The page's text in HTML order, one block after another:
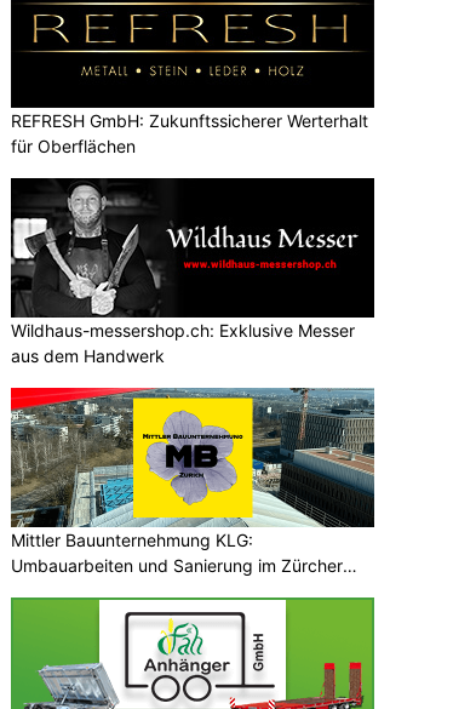
REFRESH GmbH: Zukunftssicherer Werterhalt
für Oberflächen
Wildhaus-messershop.ch: Exklusive Messer
aus dem Handwerk
Mittler Bauunternehmung KLG:
Umbauarbeiten und Sanierung im Zürcher